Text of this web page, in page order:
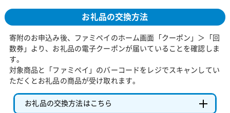
お礼品の交換方法
寄附のお申込み後、ファミペイのホーム画面「クーポン」＞「回
数券」より、お礼品の電子クーポンが届いていることを確認しま
す。
対象商品と「ファミペイ」のバーコードをレジでスキャンしてい
ただくとお礼品の商品が受け取れます。
お礼品の交換方法はこちら